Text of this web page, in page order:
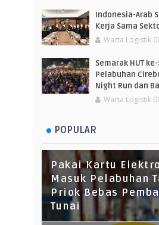
Indonesia-Arab
Kerja Sama
Warta Logistik
Semarak HUT
Pelabuhan
Night Run dan
Warta Logistik
POPULAR
Pakai Kartu
Masuk Pelabuhan
Priok Bebas
Tunai